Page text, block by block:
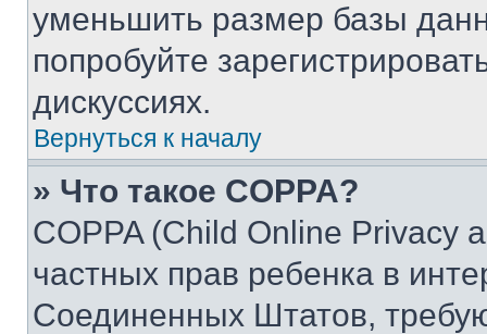
уменьшить размер базы
попробуйте
дискуссиях.
Вернуться к началу
» Что такое COPPA?
COPPA (Child Online Privacy
частных прав ребенка в
Соединенных Штатов,